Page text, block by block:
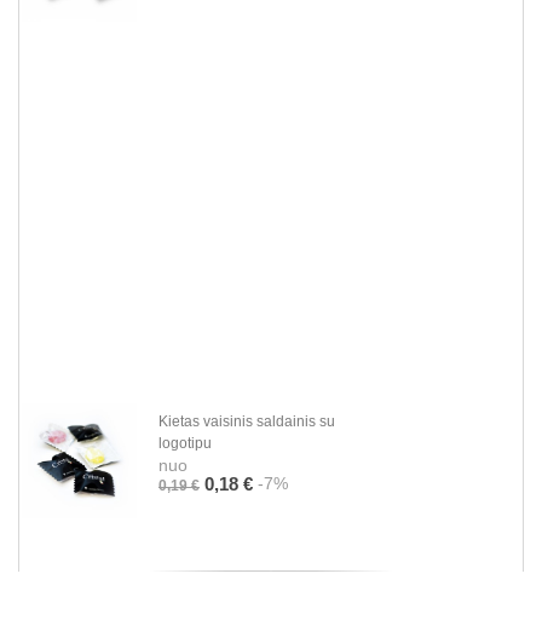
Kietas vaisinis saldainis su
logotipu
nuo
0,19 € 0,18 € -7%